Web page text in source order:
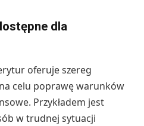
dla
oferuje szereg
celu poprawę warunków
Przykładem jest
w trudnej sytuacji